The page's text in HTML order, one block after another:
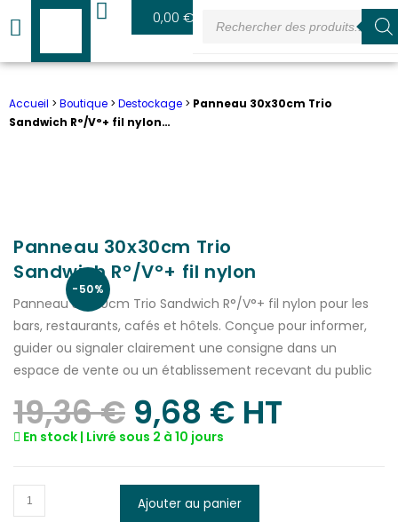
0,00€
Accueil > Boutique > Destockage > Panneau 30x30cm Trio
Sandwich R°/V°+ fil nylon…
-50%
Panneau 30x30cm Trio
Sandwich R°/V°+ fil nylon
Panneau 30x30cm Trio Sandwich R°/V°+ fil nylon pour les
bars, restaurants, cafés et hôtels. Conçue pour informer,
guider ou signaler clairement une consigne dans un
espace de vente ou un établissement recevant du public
19,36€ 9,68 € HT
En stock | Livré sous 2 à 10 jours
Ajouter au panier